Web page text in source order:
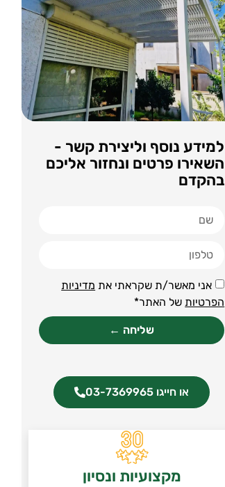
למידע נוסף וליצירת קשר -
השאירו פרטים ונחזור אליכם
בהקדם
אני מאשר/ת שקראתי את מדיניות
הפרטיותשל האתר*
שליחה ←
או חייגו 03-7369965
מקצועיות ונסיון